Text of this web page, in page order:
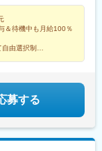
)、日本橋駅(東京
堀駅(東京都)、中野
駅、東久留米駅、玉
)、武蔵小山駅、立会
、茗荷谷駅、本郷
伊勢原駅、横須賀
浜シーサイドライ
横浜駅、日吉駅(神奈
あざみ野駅、青葉台
ンター南駅、センタ
福岡県福岡市中央区
駅、中目黒駅、小
平駅、西武新宿
駅、二子玉川駅、
)、新大塚駅、向原
、芝浦ふ頭駅、豊洲
都)、両国駅、赤坂見
、関内駅、藤沢
分／93,750円～
時の想定年収年収
単価・契約内容・
す。透明度の高い環
ルな社員の給与
）・リモー
・リモート）・年
）・年収820万円
＆待機中も月給100％
由選択制
募する